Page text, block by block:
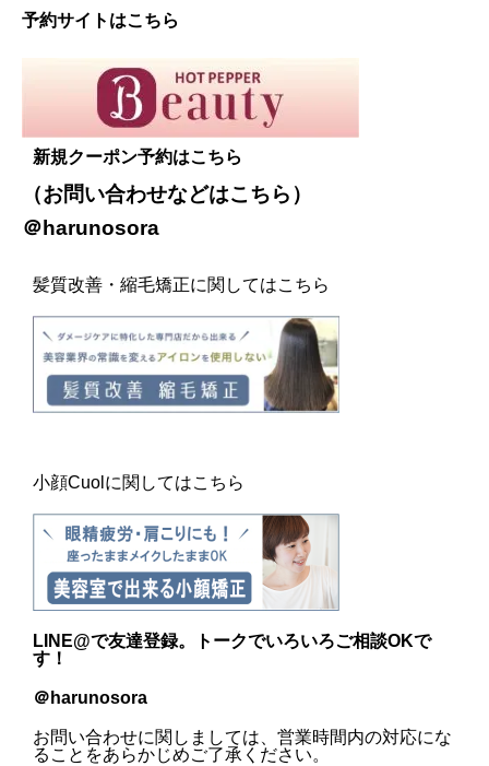
予約サイトはこちら
新規クーポン予約はこちら
（お問い合わせなどはこちら ）
＠harunosora
髪質改善・縮毛矯正に関してはこちら
小顔Cuolに関してはこちら
LINE@で友達登録。トークでいろいろご相談OKで
す！
＠harunosora
お問い合わせに関しましては、営業時間内の対応にな
ることをあらかじめご了承ください。